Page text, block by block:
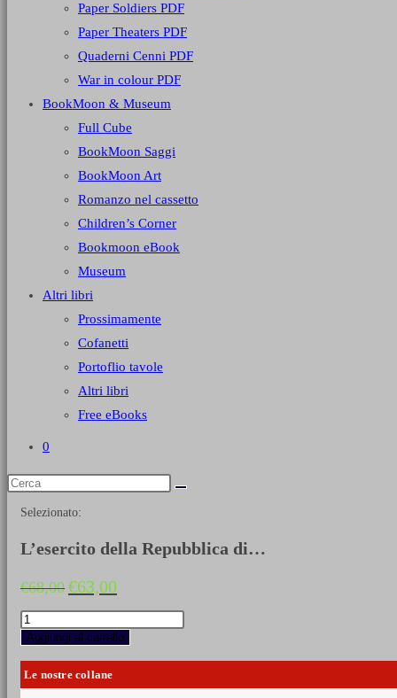
Paper Soldiers PDF
Paper Theaters PDF
Quaderni Cenni PDF
War in colour PDF
BookMoon & Museum
Full Cube
BookMoon Saggi
BookMoon Art
Romanzo nel cassetto
Children’s Corner
Bookmoon eBook
Museum
Altri libri
Prossimamente
Cofanetti
Portoflio tavole
Altri libri
Free eBooks
0
Selezionato:
L’esercito della Repubblica di…
€68,00 Il
prezzo
originale
era:
€68,00.
€63,00
prezzo
attuale
è:
€63,00.
L’esercito
della
Repubblica
di
Venezia
Aggiungi al carrello
Le nostre collane